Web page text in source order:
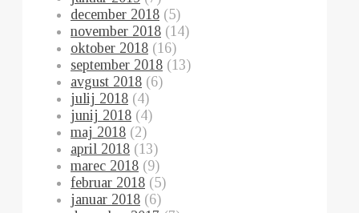
december 2018 (5)
november 2018 (14)
oktober 2018 (16)
september 2018 (13)
avgust 2018 (6)
julij 2018 (4)
junij 2018 (4)
maj 2018 (2)
april 2018 (13)
marec 2018 (9)
februar 2018 (5)
januar 2018 (6)